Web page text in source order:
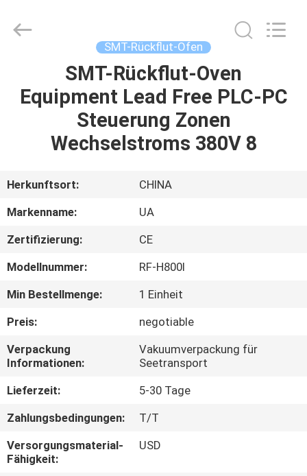
PRODUKTE
UNS
AUSFLUG
QUALITÄTSKONTROLLE
TRETEN
SIE
MIT
UNS
VERBINDUNG
LIMITED.
SMT-Rückflut-Ofen
SMT-Rückflut-Oven
Equipment Lead Free PLC-PC
Steuerung Zonen
Wechselstroms 380V 8
Herkunftsort:
CHINA
Markenname:
UA
Zertifizierung:
CE
Modellnummer:
RF-H800Ⅰ
Min Bestellmenge:
1 Einheit
Preis:
negotiable
Verpackung
Informationen:
Vakuumverpackung für
Seetransport
Lieferzeit:
5-30 Tage
Zahlungsbedingungen:
T/T
Versorgungsmaterial-
Fähigkeit:
USD